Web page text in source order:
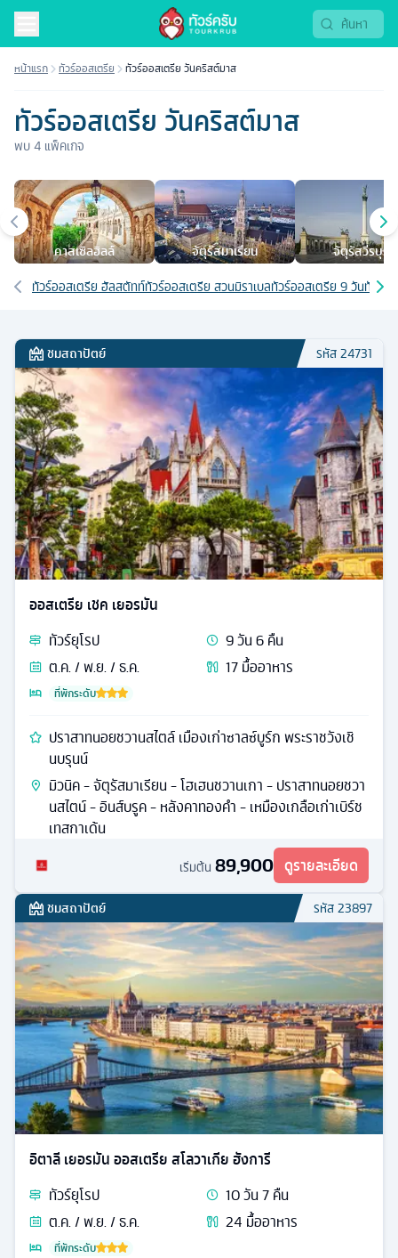
หน้าแรก ทัวร์ออสเตรีย ทัวร์ออสเตรีย วันคริสต์มาส
ทัวร์ออสเตรีย วันคริสต์มาส
พบ4 แพ็คเกจ
เมืองยอดนิยม
คาสเซิลฮิลล์ จัตุรัสมาเรียน จัตุรัสวีรบุรุษ
เส้นทางที่เกี่ยวข้อง
ทัวร์ออสเตรีย ฮัลสตัทท์ทัวร์ออสเตรีย สวนมิราเบลทัวร์ออสเตรีย 9 วันทัวร์อ
ชมสถาปัตย์ รหัส24731
ออสเตรีย เชค เยอรมัน
ทัวร์ยุโรป 9วัน6คืน
ต.ค. / พ.ย. / ธ.ค.
17มื้ออาหาร
ที่พักระดับ
ปราสาทนอยชวานสไตล์ เมืองเก่าซาลซ์บูร์ก พระราชวังเชิ
นบรุนน์
มิวนิค - จัตุรัสมาเรียน - โฮเฮนชวานเกา - ปราสาทนอยชวา
นสไตน์ - อินส์บรูค - หลังคาทองคํา - เหมืองเกลือเก่าเบิร์ช
เทสกาเด้น
เริ่มต้น 89,900 ดูรายละเอียด
ชมสถาปัตย์ รหัส23897
อิตาลี เยอรมัน ออสเตรีย สโลวาเกีย ฮังการี
ทัวร์ยุโรป 10วัน7คืน
ต.ค. / พ.ย. / ธ.ค.
24 มื้ออาหาร
ที่พักระดับ